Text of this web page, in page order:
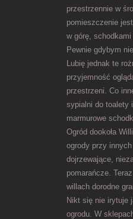
przestrzennie w
pomieszczenie
w górę, schodkami
Pewnie gdybym
Lubię jednak te
przyjemność
przestrzeni. Co
sypialni do toalety
marmurowe
Ogród dookoła
ogrody przy
dojrzewające,
pomarańcze.
willach dorodne
Nikt się nie irytuje
ogrodu. W